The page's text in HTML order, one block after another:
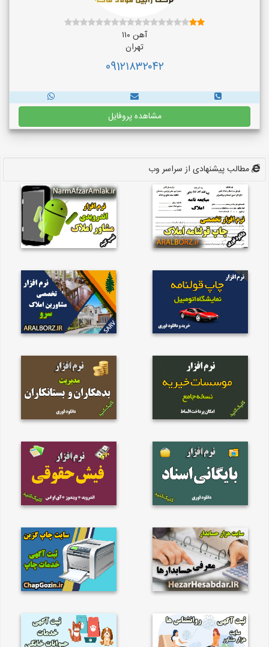
آهن ۱۱۰
تهران
091۲۱۸۳۲۰۴۲
مشاهده پروفایل
مطالب پیشنهادی از سراسر وب